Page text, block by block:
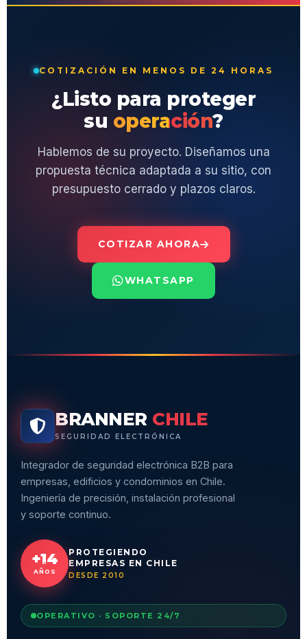
COTIZACIÓN EN MENOS DE 24 HORAS
¿Listo para proteger
su operación?
Hablemos de su proyecto. Diseñamos una
propuesta técnica adaptada a su sitio, con
presupuesto cerrado y plazos claros.
COTIZAR AHORA
WHATSAPP
BRANNER CHILE
SEGURIDAD ELECTRÓNICA
Integrador de seguridad electrónica B2B para
empresas, edificios y condominios en Chile.
Ingeniería de precisión, instalación profesional
y soporte continuo.
+14
AÑOS
PROTEGIENDO
EMPRESAS EN CHILE
DESDE 2010
OPERATIVO · SOPORTE 24/7